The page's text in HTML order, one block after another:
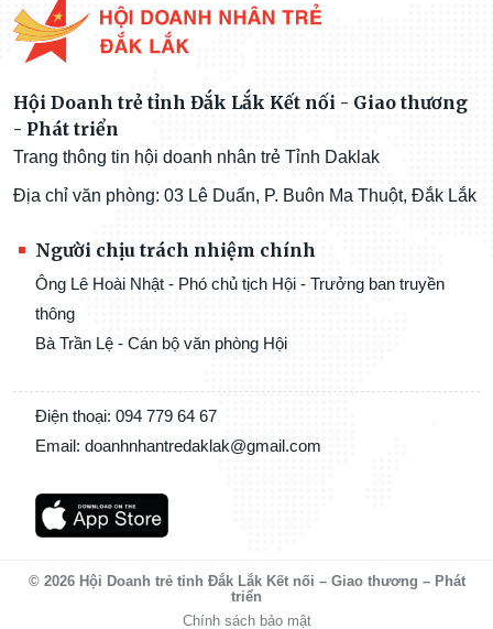
Hội Doanh trẻ tỉnh Đắk Lắk Kết nối - Giao thương
- Phát triển
Trang thông tin hội doanh nhân trẻ Tỉnh Daklak
Địa chỉ văn phòng: 03 Lê Duẩn, P. Buôn Ma Thuột, Đắk Lắk
Người chịu trách nhiệm chính
Ông Lê Hoài Nhật - Phó chủ tịch Hội - Trưởng ban truyền
thông
Bà Trần Lệ - Cán bộ văn phòng Hội
Điện thoại: 094 779 64 67
Email: doanhnhantredaklak@gmail.com
© 2026 Hội Doanh trẻ tỉnh Đắk Lắk Kết nối – Giao thương – Phát
triển
Chính sách bảo mật